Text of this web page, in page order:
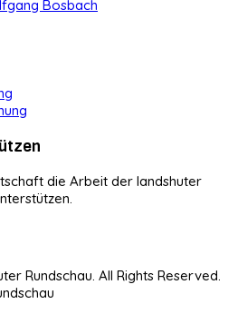
die Arbeit der landshuter
Rundschau. All Rights Reserved.